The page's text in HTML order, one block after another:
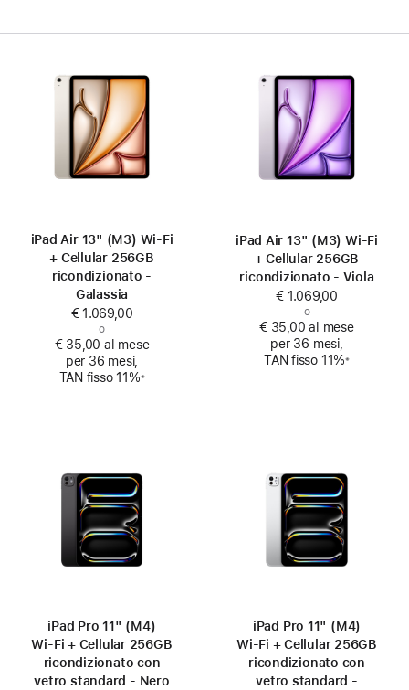
iPad Air 13" (M3) Wi‑Fi
+ Cellular 256GB
ricondizionato -
Galassia
€ 1.069,00
o
€ 35,00 al mese
per 36 mesi,
TAN fisso 11%※
iPad Air 13" (M3) Wi‑Fi
+ Cellular 256GB
ricondizionato - Viola
€ 1.069,00
o
€ 35,00 al mese
per 36 mesi,
TAN fisso 11%※
iPad Pro 11" (M4)
Wi‑Fi + Cellular 256GB
ricondizionato con
vetro standard - Nero
iPad Pro 11" (M4)
Wi‑Fi + Cellular 256GB
ricondizionato con
vetro standard -